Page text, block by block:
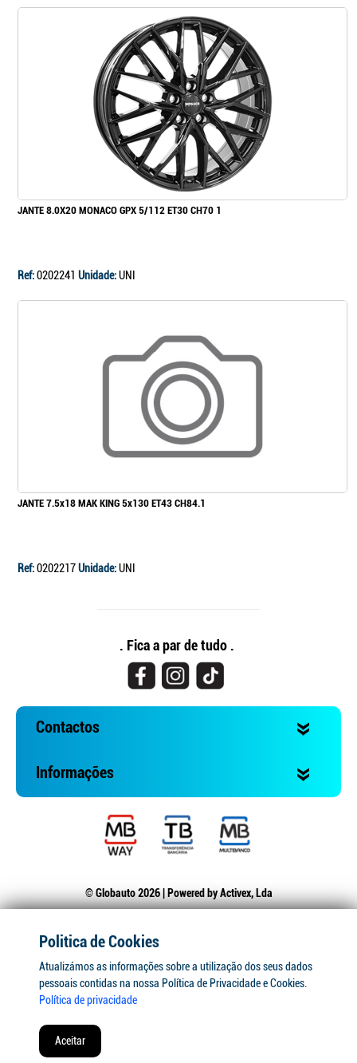
JANTE 8.0X20 MONACO GPX 5/112 ET30 CH70 1
Ref:0202241 Unidade:UNI
JANTE 7.5x18 MAK KING 5x130 ET43 CH84.1
Ref:0202217Unidade:UNI
. Fica a par de tudo .
Contactos
Informações
© Globauto 2026 | Powered byActivex, Lda
Politica de Cookies
Atualizámos as informações sobre a utilização dos seus dados
pessoais contidas na nossa Política de Privacidade e Cookies.
Política de privacidade
Aceitar